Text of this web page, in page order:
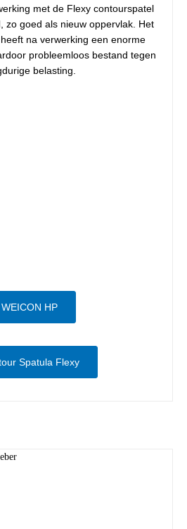
met de Flexy contourspatel
zo goed als nieuw oppervlak. Het
na verwerking een enorme
probleemloos bestand tegen
belasting.
WEICON HP
Spatula Flexy